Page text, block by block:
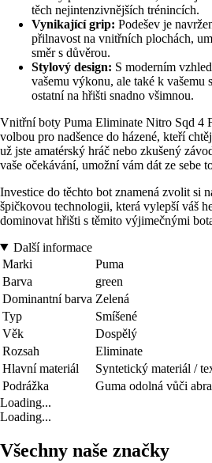
těch nejintenzivnějších trénincích.
Vynikající grip: Podešev je
přilnavost na vnitřních plochách,
směr s důvěrou.
Stylový design: S moderním
vašemu výkonu, ale také k vašemu
ostatní na hřišti snadno všimnou.
Vnitřní boty Puma Eliminate Nitro Sqd 4
volbou pro nadšence do házené, kteří
už jste amatérský hráč nebo zkušený
vaše očekávání, umožní vám dát ze sebe
Investice do těchto bot znamená zvolit si
špičkovou technologii, která vylepší váš
dominovat hřišti s těmito výjimečnými
Další informace
Marki
Puma
Barva
green
Dominantní barva Zelená
Typ
Smíšené
Věk
Dospělý
Rozsah
Eliminate
Hlavní materiál
Syntetický materiál /
Podrážka
Guma odolná vůči
Loading...
Loading...
Všechny naše značky